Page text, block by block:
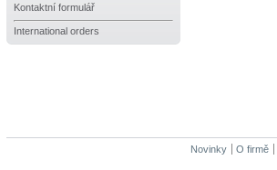
Kontaktní formulář
International orders
Novinky O firmě